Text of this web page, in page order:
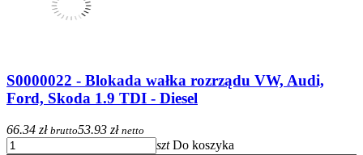
S0000022 - Blokada wałka rozrządu VW, Audi,
Ford, Skoda 1.9 TDI - Diesel
66.34 zł brutto53.93 zł netto
szt Do koszyka